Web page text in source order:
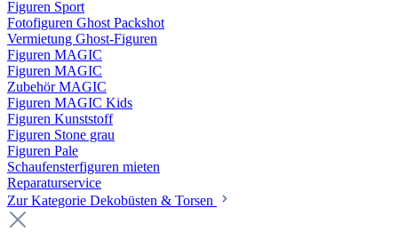
Figuren Sport
Fotofiguren Ghost Packshot
Vermietung Ghost-Figuren
Figuren MAGIC
Figuren MAGIC
Zubehör MAGIC
Figuren MAGIC Kids
Figuren Kunststoff
Figuren Stone grau
Figuren Pale
Schaufensterfiguren mieten
Reparaturservice
Zur Kategorie Dekobüsten & Torsen